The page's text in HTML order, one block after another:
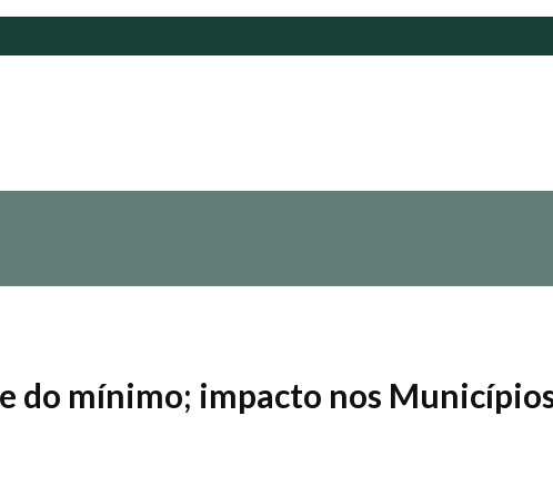
do mínimo; impacto nos